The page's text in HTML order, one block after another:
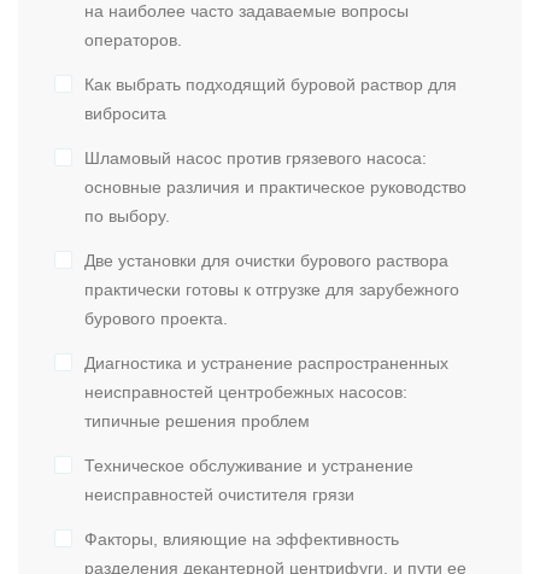
на наиболее часто задаваемые вопросы
операторов.
Как выбрать подходящий буровой раствор для
вибросита
Шламовый насос против грязевого насоса:
основные различия и практическое руководство
по выбору.
Две установки для очистки бурового раствора
практически готовы к отгрузке для зарубежного
бурового проекта.
Диагностика и устранение распространенных
неисправностей центробежных насосов:
типичные решения проблем
Техническое обслуживание и устранение
неисправностей очистителя грязи
Факторы, влияющие на эффективность
разделения декантерной центрифуги, и пути ее